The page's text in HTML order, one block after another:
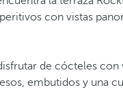
con vistas
de cócteles con
embutidos y una